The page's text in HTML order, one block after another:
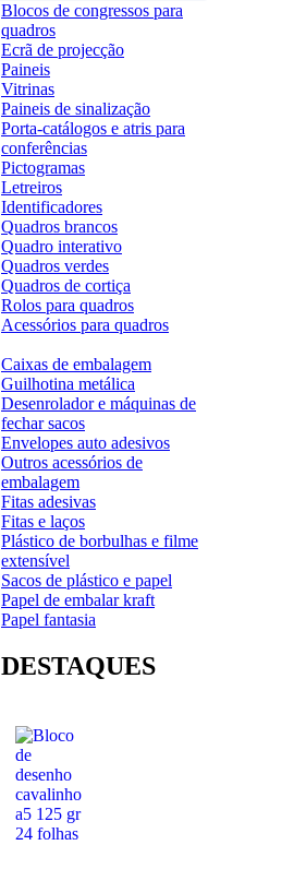
Blocos de congressos para
quadros
Ecrã de projecção
Paineis
Vitrinas
Paineis de sinalização
Porta-catálogos e atris para
conferências
Pictogramas
Letreiros
Identificadores
Quadros brancos
Quadro interativo
Quadros verdes
Quadros de cortiça
Rolos para quadros
Acessórios para quadros
Caixas de embalagem
Guilhotina metálica
Desenrolador e máquinas de
fechar sacos
Envelopes auto adesivos
Outros acessórios de
embalagem
Fitas adesivas
Fitas e laços
Plástico de borbulhas e filme
extensível
Sacos de plástico e papel
Papel de embalar kraft
Papel fantasia
DESTAQUES